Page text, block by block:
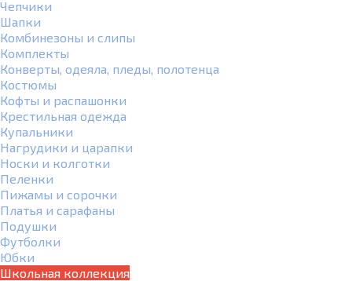
Чепчики
Шапки
Комбинезоны и слипы
Комплекты
Конверты, одеяла, пледы, полотенца
Костюмы
Кофты и распашонки
Крестильная одежда
Купальники
Нагрудики и царапки
Носки и колготки
Пеленки
Пижамы и сорочки
Платья и сарафаны
Подушки
Футболки
Юбки
Школьная коллекция